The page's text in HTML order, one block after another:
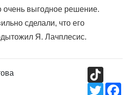
очень выгодное решение.
сделали, что его
Я. Лачплесис.
Twitter